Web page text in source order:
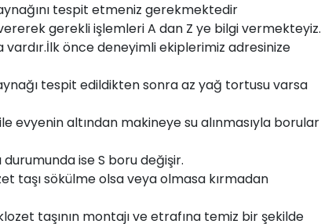
tespit etmeniz gerekmektedir
gerekli işlemleri A dan Z ye bilgi vermekteyiz.
vardır.İlk önce deneyimli ekiplerimiz adresinize
tespit edildikten sonra az yağ tortusu varsa
evyenin altından makineye su alınmasıyla borular
durumunda ise S boru değişir.
taşı sökülme olsa veya olmasa kırmadan
taşının montajı ve etrafına temiz bir şekilde